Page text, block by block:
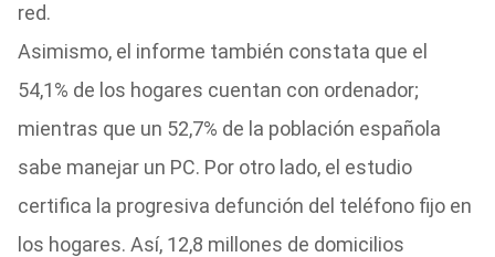
red.
Asimismo, el informe también constata que el
54,1% de los hogares cuentan con ordenador;
mientras que un 52,7% de la población española
sabe manejar un PC. Por otro lado, el estudio
certifica la progresiva defunción del teléfono fijo en
los hogares. Así, 12,8 millones de domicilios